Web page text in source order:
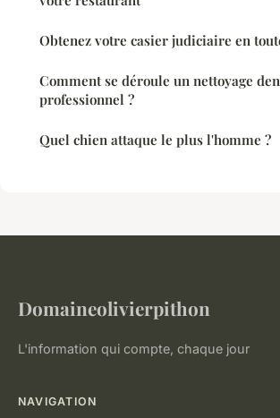
Obtenez votre casier judiciaire en
Comment se déroule un nettoyage
professionnel ?
Quel chien attaque le plus l'homme ?
Domaineolivierpithon
L'information qui compte, chaque jour
NAVIGATION